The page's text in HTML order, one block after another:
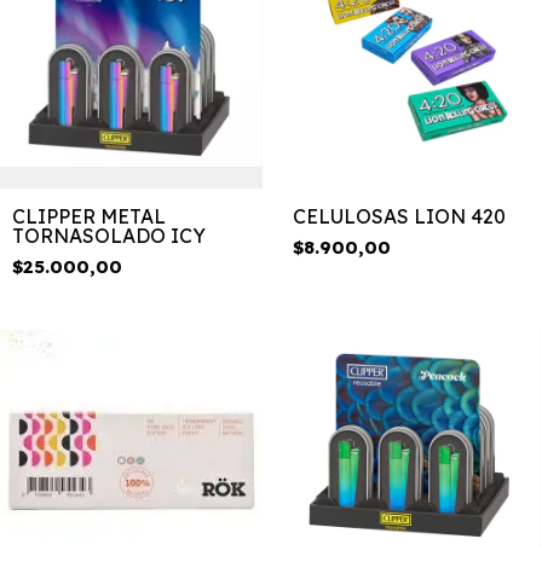
CLIPPER METAL
TORNASOLADO ICY
$25.000,00
CELULOSAS LION 420
$8.900,00